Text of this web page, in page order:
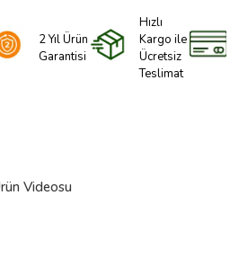
2 Yıl Ürün
Garantisi
Hızlı
Kargo ile
Ücretsiz
Teslimat
Videosu